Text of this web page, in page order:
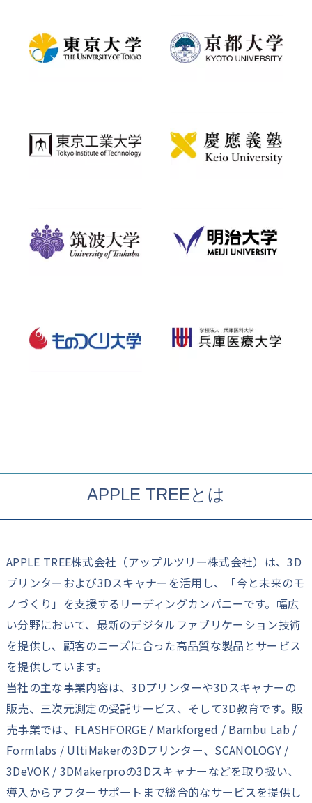
APPLE TREEとは
APPLE TREE株式会社（アップルツリー株式会社）は、3D
プリンターおよび3Dスキャナーを活用し、「今と未来のモ
ノづくり」を支援するリーディングカンパニーです。幅広
い分野において、最新のデジタルファブリケーション技術
を提供し、顧客のニーズに合った高品質な製品とサービス
を提供しています。
当社の主な事業内容は、3Dプリンターや3Dスキャナーの
販売、三次元測定の受託サービス、そして3D教育です。販
売事業では、FLASHFORGE / Markforged / Bambu Lab /
Formlabs / UltiMakerの3Dプリンター、SCANOLOGY /
3DeVOK / 3DMakerproの3Dスキャナーなどを取り扱い、
導入からアフターサポートまで総合的なサービスを提供し